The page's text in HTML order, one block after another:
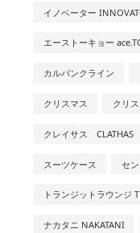
イノベーター
エーストーキョー
カルバンクライン
クリスマス クリ
クレイサス CLATHAS
スーツケース セ
トランジットラウンジ
ナカタニ NAKATANI